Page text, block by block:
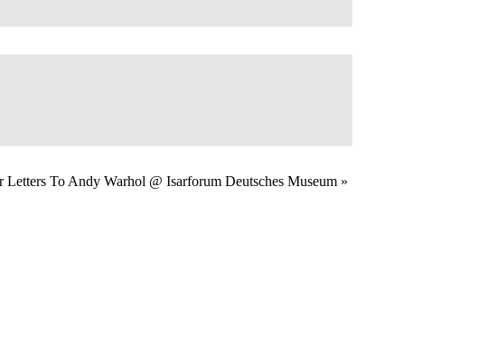
Letters To Andy Warhol @ Isarforum Deutsches Museum »